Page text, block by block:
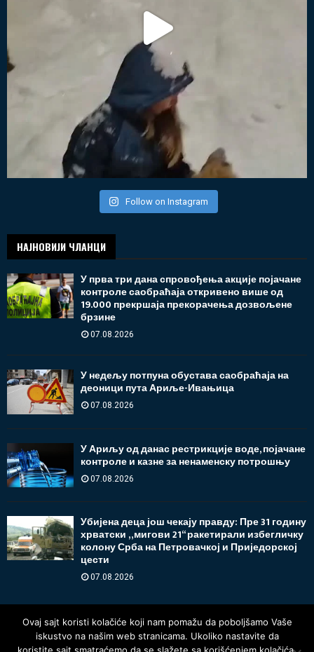
Follow on Instagram
НАЈНОВИЈИ ЧЛАНЦИ
У прва три дана спровођења акције појачане
контроле саобраћаја откривено више од
19.000 прекршаја прекорачења дозвољене
брзине
07.08.2026
У недељу потпуна обустава саобраћаја на
деоници пута Ариље-Ивањица
07.08.2026
У Ариљу од данас рестрикције воде, појачане
контроле и казне за ненаменску потрошњу
07.08.2026
Убијена деца још чекају правду: Пре 31 годину
хрватски „мигови 21“ ракетирали избегличку
колону Срба на Петровачкој и Приједорској
цести
07.08.2026
Ovaj sajt koristi kolačiće koji nam pomažu da poboljšamo Vaše
iskustvo na našim web stranicama. Ukoliko nastavite da